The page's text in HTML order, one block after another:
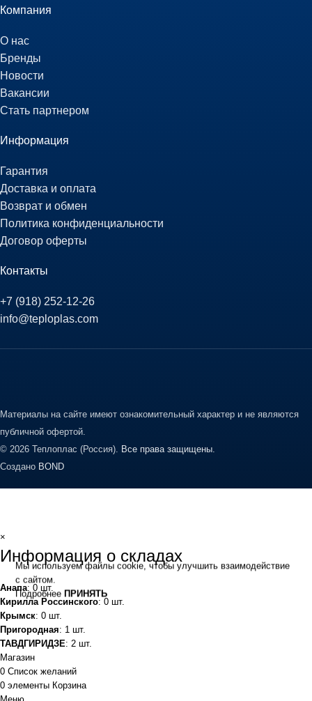
Компания
О нас
Бренды
Новости
Вакансии
Стать партнером
Информация
Гарантия
Доставка и оплата
Возврат и обмен
Политика конфиденциальности
Договор оферты
Контакты
+7 (918) 252-12-26
info@teploplas.com
Материалы на сайте имеют ознакомительный характер и не являются
публичной офертой.
© 2026 Теплоплас (Россия). Все права защищены.
Создано BOND
Мы используем файлы cookie, чтобы улучшить взаимодействие
с сайтом.
Подробнее ПРИНЯТЬ
×
Информация о складах
Анапа: 0 шт.
Кирилла Россинского: 0 шт.
Крымск: 0 шт.
Пригородная: 1 шт.
ТАВДГИРИДЗЕ: 2 шт.
Магазин
0 Список желаний
0 элементы Корзина